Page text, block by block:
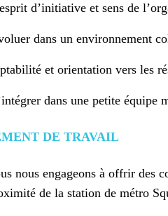
d’initiative et sens de
dans un environnement
et orientation vers les
dans une petite équipe
DE TRAVAIL
nous engageons à offrir des
de la station de métro